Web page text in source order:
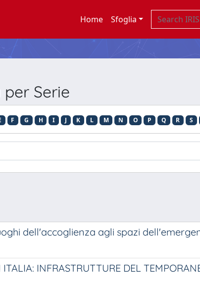
Home Sfoglia
Serie
F G H I J K L M N O P Q R S
dell'accoglienza agli spazi
ITALIA: INFRASTRUTTURE DEL